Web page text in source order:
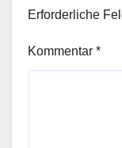
Erforderliche
Kommentar *